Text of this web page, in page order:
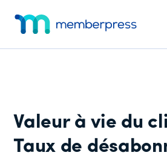
content
barre
de
supplémentaire
en-
un
Valeur à vie du
Taux de